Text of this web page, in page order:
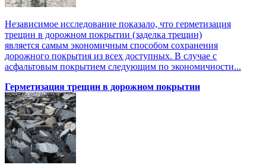
Независимое исследование показало, что герметизация
трещин в дорожном покрытии (заделка трещин)
является самым экономичным способом сохранения
дорожного покрытия из всех доступных. В случае с
асфальтовым покрытием следующим по экономичности...
Герметизация трещин в дорожном покрытии